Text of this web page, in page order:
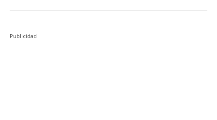
Publicidad